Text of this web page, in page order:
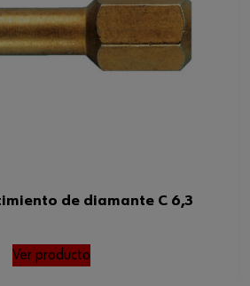
de diamante C 6,3
Ver producto